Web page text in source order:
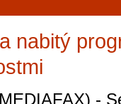
nabitý
-
Průvodce
Brně: Od